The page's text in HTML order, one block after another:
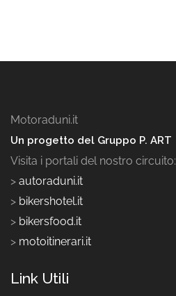
Motoraduni.it
Un progetto del Gruppo P. ART
Visita i portali del nostro circuito:
> autoraduni.it
> bikershotel.it
> bikersfood.it
> motoitinerari.it
Link Utili